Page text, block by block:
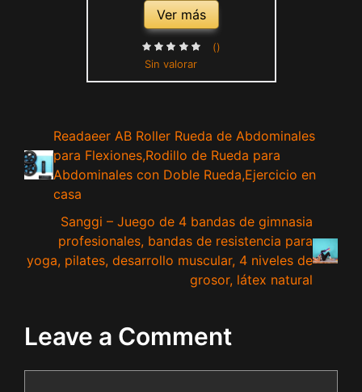
Ver más
Sin valorar
()
Readaeer AB Roller Rueda de Abdominales
para Flexiones,Rodillo de Rueda para
Abdominales con Doble Rueda,Ejercicio en
casa
Sanggi – Juego de 4 bandas de gimnasia
profesionales, bandas de resistencia para
yoga, pilates, desarrollo muscular, 4 niveles de
grosor, látex natural
Leave a Comment